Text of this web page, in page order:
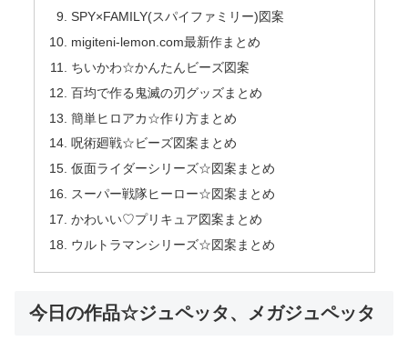
SPY×FAMILY(スパイファミリー)図案
migiteni-lemon.com最新作まとめ
ちいかわ☆かんたんビーズ図案
百均で作る鬼滅の刃グッズまとめ
簡単ヒロアカ☆作り方まとめ
呪術廻戦☆ビーズ図案まとめ
仮面ライダーシリーズ☆図案まとめ
スーパー戦隊ヒーロー☆図案まとめ
かわいい♡プリキュア図案まとめ
ウルトラマンシリーズ☆図案まとめ
今日の作品☆ジュペッタ、メガジュペッタ